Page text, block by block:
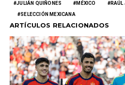
JULIÁN QUIÑONES MÉXICO RAÚL
SELECCIÓN MEXICANA
ARTÍCULOS RELACIONADOS